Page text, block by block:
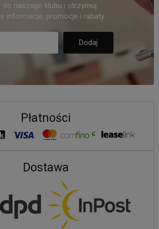
do naszego klubu i otrzymuj
informacje, promocje i rabaty.
Płatności
Dostawa